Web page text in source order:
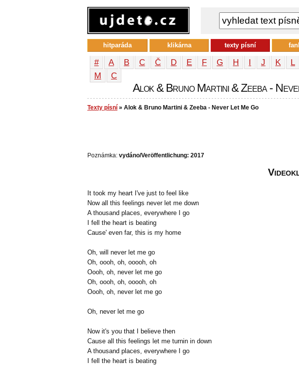
# A B C Č D E F G H I J K L
М
С
Alok & Bruno Martini & Zeeba -
Texty písní » Alok & Bruno Martini & Zeeba - Never Let Me Go
Poznámka: vydáno/Veröffentlichung: 2017
It took my heart I've just to feel like
Now all this feelings never let me down
A thousand places, everywhere I go
I fell the heart is beating
Cause' even far, this is my home
Oh, will never let me go
Oh, oooh, oh, ooooh, oh
Oooh, oh, never let me go
Oh, oooh, oh, ooooh, oh
Oooh, oh, never let me go
Oh, never let me go
Now it's you that I believe then
Cause all this feelings let me turnin in down
A thousand places, everywhere I go
I fell the heart is beating
hitparáda klikárna texty písní